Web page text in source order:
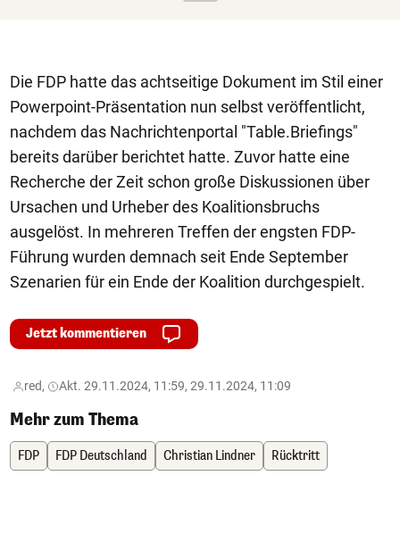
Die FDP hatte das achtseitige Dokument im Stil einer
Powerpoint-Präsentation nun selbst veröffentlicht,
nachdem das Nachrichtenportal "Table.Briefings"
bereits darüber berichtet hatte. Zuvor hatte eine
Recherche der Zeit schon große Diskussionen über
Ursachen und Urheber des Koalitionsbruchs
ausgelöst. In mehreren Treffen der engsten FDP-
Führung wurden demnach seit Ende September
Szenarien für ein Ende der Koalition durchgespielt.
Jetzt kommentieren
red, Akt. 29.11.2024, 11:59, 29.11.2024, 11:09
Mehr zum Thema
FDP FDP Deutschland Christian Lindner Rücktritt